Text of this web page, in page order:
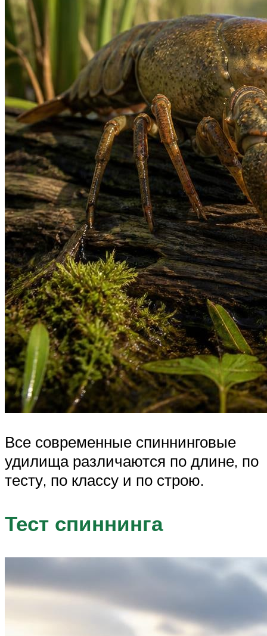
Все современные спиннинговые
удилища различаются по длине, по
тесту, по классу и по строю.
Тест спиннинга